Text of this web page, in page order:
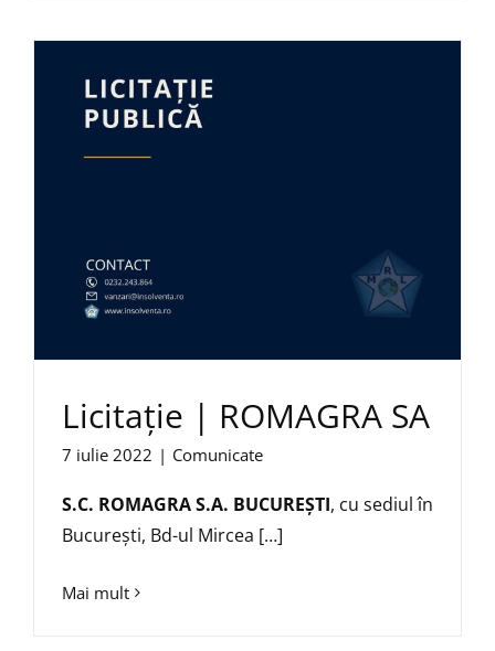
Licitație | ROMAGRA SA
7 iulie 2022 | Comunicate
S.C. ROMAGRA S.A. BUCUREȘTI, cu sediul în
București, Bd-ul Mircea […]
Mai mult